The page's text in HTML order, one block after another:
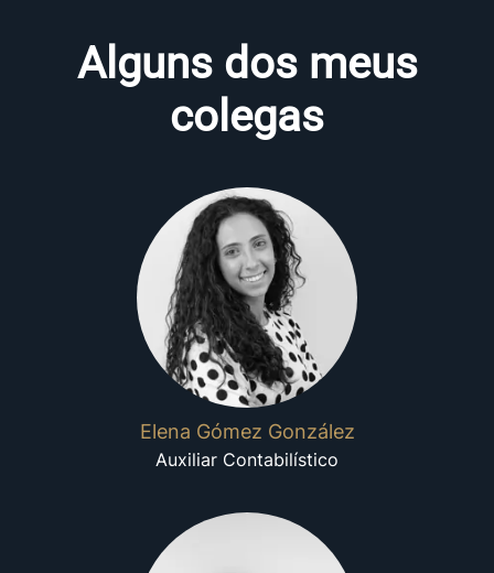
Alguns dos meus
colegas
Elena Gómez González
Auxiliar Contabilístico